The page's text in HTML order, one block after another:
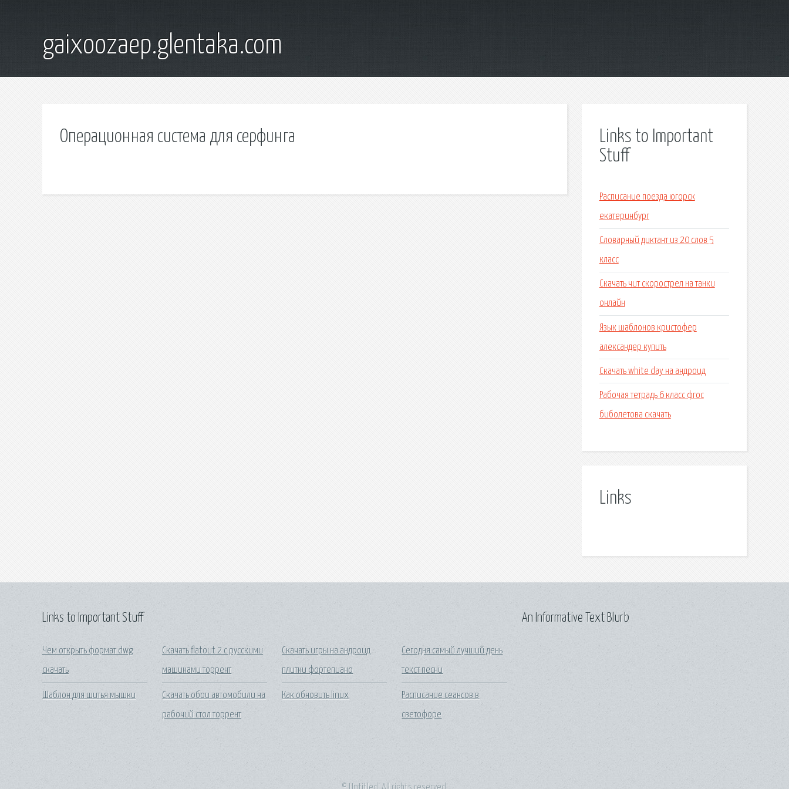
gaixoozaep.glentaka.com
Операционная система для серфинга
Links to Important
Stuff
Расписание поезда югорск
екатеринбург
Словарный диктант из 20 слов 5
класс
Скачать чит скорострел на танки
онлайн
Язык шаблонов кристофер
александер купить
Скачать white day на андроид
Рабочая тетрадь 6 класс фгос
биболетова скачать
Links
Links to Important Stuff
Чем открыть формат dwg
скачать
Шаблон для шитья мышки
Скачать flatout 2 с русскими
машинами торрент
Скачать обои автомобили на
рабочий стол торрент
Скачать игры на андроид
плитки фортепиано
Как обновить linux
Сегодня самый лучший день
текст песни
Расписание сеансов в
светофоре
An Informative Text Blurb